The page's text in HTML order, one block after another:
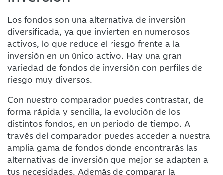
Los fondos son una alternativa de inversión
diversificada, ya que invierten en numerosos
activos, lo que reduce el riesgo frente a la
inversión en un único activo. Hay una gran
variedad de fondos de inversión con perfiles de
riesgo muy diversos.
Con nuestro comparador puedes contrastar, de
forma rápida y sencilla, la evolución de los
distintos fondos, en un periodo de tiempo. A
través del comparador puedes acceder a nuestra
amplia gama de fondos donde encontrarás las
alternativas de inversión que mejor se adapten a
tus necesidades. Además de comparar la